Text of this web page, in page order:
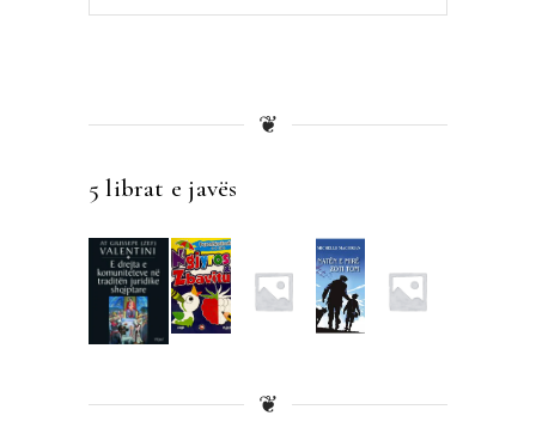
❦
5 librat e javës
❦